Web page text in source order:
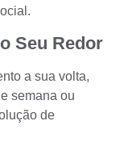
Seu Redor
a sua volta,
semana ou
de